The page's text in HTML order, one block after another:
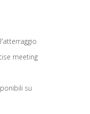
meeting
su